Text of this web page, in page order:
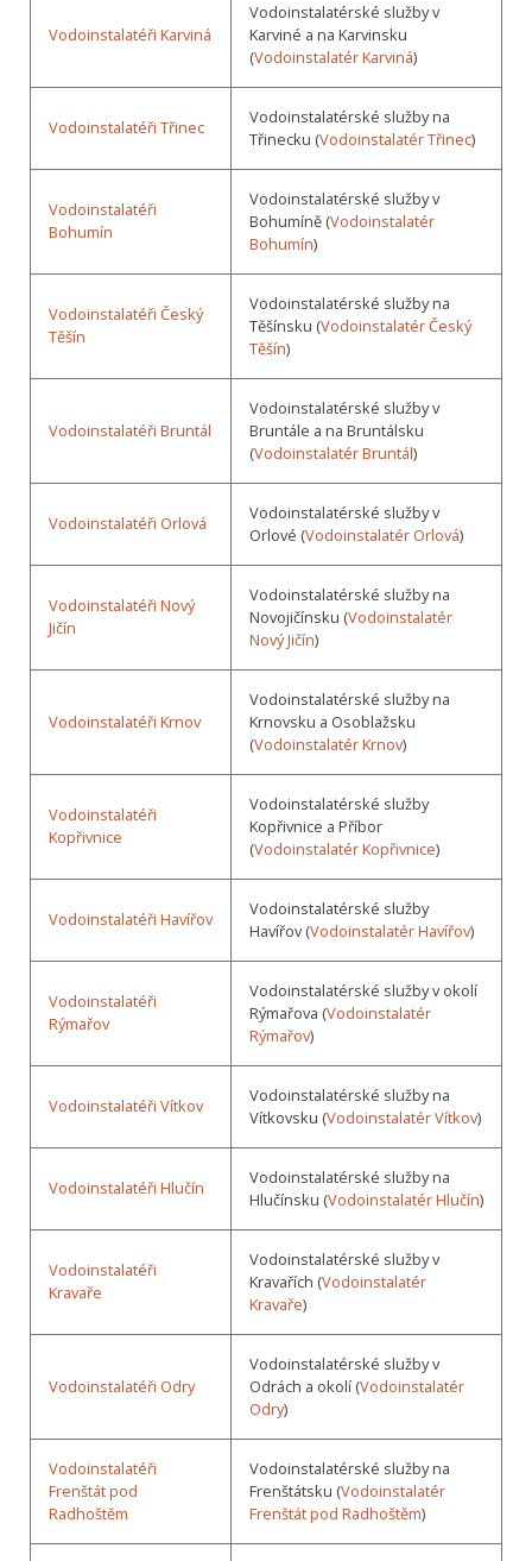
Vodoinstalatéři Karviná
Vodoinstalatérské služby v
Karviné a na Karvinsku
(Vodoinstalatér Karviná)
Vodoinstalatéři Třinec
Vodoinstalatérské služby na
Třinecku (Vodoinstalatér Třinec)
Vodoinstalatéři
Bohumín
Vodoinstalatérské služby v
Bohumíně (Vodoinstalatér
Bohumín)
Vodoinstalatéři Český
Těšín
Vodoinstalatérské služby na
Těšínsku (Vodoinstalatér Český
Těšín)
Vodoinstalatéři Bruntál
Vodoinstalatérské služby v
Bruntále a na Bruntálsku
(Vodoinstalatér Bruntál)
Vodoinstalatéři Orlová
Vodoinstalatérské služby v
Orlové (Vodoinstalatér Orlová)
Vodoinstalatéři Nový
Jičín
Vodoinstalatérské služby na
Novojičínsku (Vodoinstalatér
Nový Jičín)
Vodoinstalatéři Krnov
Vodoinstalatérské služby na
Krnovsku a Osoblažsku
(Vodoinstalatér Krnov)
Vodoinstalatéři
Kopřivnice
Vodoinstalatérské služby
Kopřivnice a Příbor
(Vodoinstalatér Kopřivnice)
Vodoinstalatéři Havířov
Vodoinstalatérské služby
Havířov (Vodoinstalatér Havířov)
Vodoinstalatéři
Rýmařov
Vodoinstalatérské služby v okolí
Rýmařova (Vodoinstalatér
Rýmařov)
Vodoinstalatéři Vítkov
Vodoinstalatérské služby na
Vítkovsku (Vodoinstalatér Vítkov)
Vodoinstalatéři Hlučín
Vodoinstalatérské služby na
Hlučínsku (Vodoinstalatér Hlučín)
Vodoinstalatéři
Kravaře
Vodoinstalatérské služby v
Kravařích (Vodoinstalatér
Kravaře)
Vodoinstalatéři Odry
Vodoinstalatérské služby v
Odrách a okolí (Vodoinstalatér
Odry)
Vodoinstalatéři
Frenštát pod
Radhoštěm
Vodoinstalatérské služby na
Frenštátsku (Vodoinstalatér
Frenštát pod Radhoštěm)